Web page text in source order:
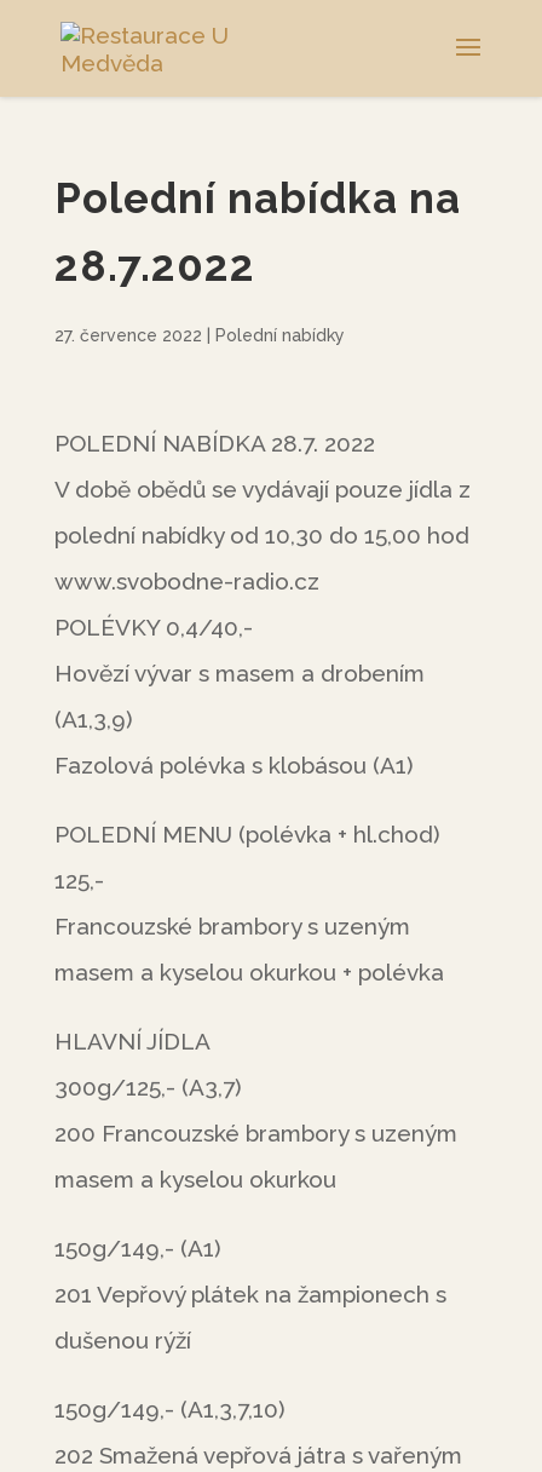
Polední nabídka na
28.7.2022
27. července 2022 Polední nabídky
POLEDNÍ NABÍDKA 28.7. 2022
V době obědů se vydávají pouze jídla z
polední nabídky od 10,30 do 15,00 hod
www.svobodne-radio.cz
POLÉVKY 0,4/40,-
Hovězí vývar s masem a drobením
(A1,3,9)
Fazolová polévka s klobásou (A1)
POLEDNÍ MENU (polévka + hl.chod)
125,-
Francouzské brambory s uzeným
masem a kyselou okurkou + polévka
HLAVNÍ JÍDLA
300g/125,- (A3,7)
200 Francouzské brambory s uzeným
masem a kyselou okurkou
150g/149,- (A1)
201 Vepřový plátek na žampionech s
dušenou rýží
150g/149,- (A1,3,7,10)
202 Smažená vepřová játra s vařeným